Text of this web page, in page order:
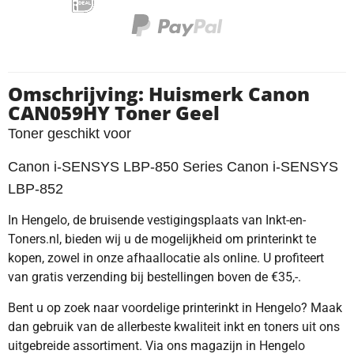
Omschrijving: Huismerk Canon
CAN059HY Toner Geel
Toner geschikt voor
Canon i-SENSYS LBP-850 Series Canon i-SENSYS
LBP-852
In Hengelo, de bruisende vestigingsplaats van Inkt-en-
Toners.nl, bieden wij u de mogelijkheid om printerinkt te
kopen, zowel in onze afhaallocatie als online. U profiteert
van gratis verzending bij bestellingen boven de €35,-.
Bent u op zoek naar voordelige printerinkt in Hengelo? Maak
dan gebruik van de allerbeste kwaliteit inkt en toners uit ons
uitgebreide assortiment. Via ons magazijn in Hengelo